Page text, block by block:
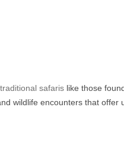
traditional safaris like those
wildlife encounters that offer